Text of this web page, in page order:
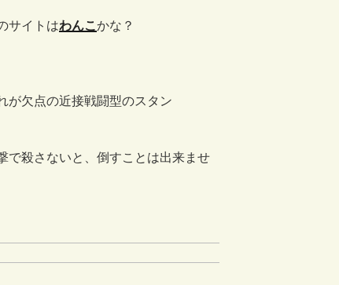
サイトはわんこ かな？
が欠点の近接戦闘型のスタン
で殺さないと、倒すことは出来ませ